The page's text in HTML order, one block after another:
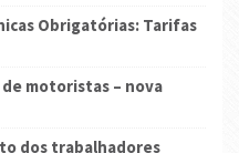
Obrigatórias: Tarifas
motoristas – nova
dos trabalhadores